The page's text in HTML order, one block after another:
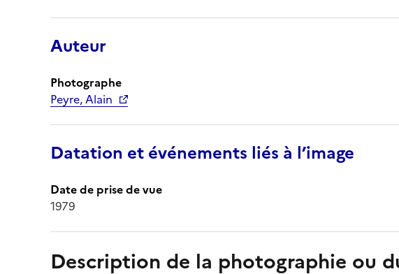
Auteur
Photographe
Peyre, Alain
Datation et événements liés à l’image
Date de prise de vue
1979
Description de la photographie ou